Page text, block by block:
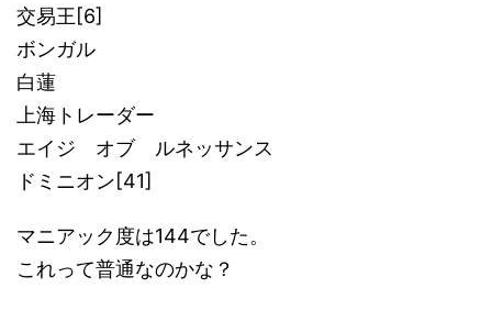
交易王[6]
ボンガル
白蓮
上海トレーダー
エイジ オブ ルネッサンス
ドミニオン[41]
マニアック度は144でした。
これって普通なのかな？